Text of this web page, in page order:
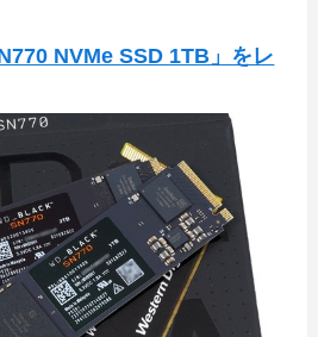
NVMe SSD 1TB」をレ